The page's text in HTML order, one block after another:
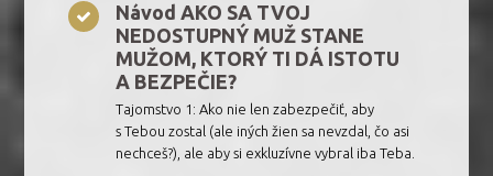
Návod AKO SA TVOJ
NEDOSTUPNÝ MUŽ STANE
MUŽOM, KTORÝ TI DÁ ISTOTU
A BEZPEČIE?
Tajomstvo 1: Ako nie len zabezpečiť, aby
s Tebou zostal (ale iných žien sa nevzdal, čo asi
nechceš?), ale aby si exkluzívne vybral iba Teba.